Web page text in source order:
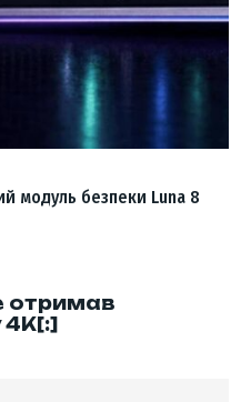
отримав
модуль безпеки Luna 8